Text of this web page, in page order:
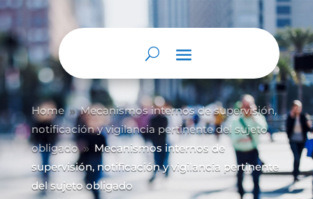
Home 9 Mecanismos internos de supervisión,
notificación y vigilancia pertinente del sujeto
obligado 9 Mecanismos internos de
supervisión, notificación y vigilancia pertinente
del sujeto obligado